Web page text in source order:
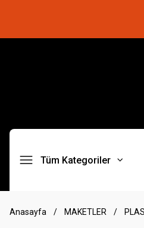
Tüm Kategoriler
Anasayfa MAKETLER